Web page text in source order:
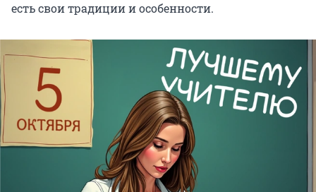
есть свои традиции и особенности.